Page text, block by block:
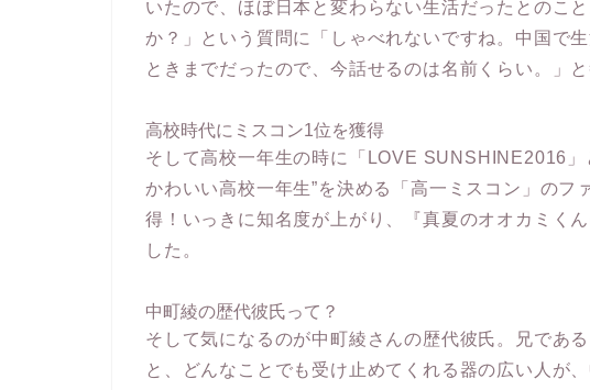
いたので、ほぼ日本と変わらない生活だったとのこ
か？」という質問に「しゃべれないですね。中国で
ときまでだったので、今話せるのは名前くらい。」と
高校時代にミスコン1位を獲得
そして高校一年生の時に「LOVE SUNSHINE2016」
かわいい高校一年生”を決める「高一ミスコン」のフ
得！いっきに知名度が上がり、『真夏のオオカミく
した。
中町綾の歴代彼氏って？
そして気になるのが中町綾さんの歴代彼氏。兄であ
と、どんなことでも受け止めてくれる器の広い人が